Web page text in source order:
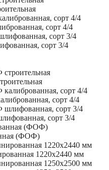
сорт 4/4
сорт 3/4
сорт 4/4
сорт 3/4
(ФОФ)
1220x2440 мм